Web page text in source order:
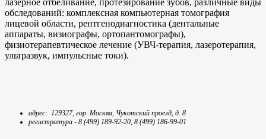
обследований: комплексная компьютерная томография
лицевой области, рентгенодиагностика (дентальные
аппараты, визиографы, ортопантомографы),
физиотерапевтическое лечение (УВЧ-терапия, лазеротерапия,
ультразвук, импульсные токи).
адрес: 129327, гор. Москва, Чукотский проезд, д. 8
регистратура - 8 (499) 189-92-20, 8 (499) 186-99-01